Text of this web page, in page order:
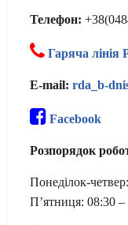
Телефон:
Гаряча лінія
E-mail: rda_b-
Facebook
Розпорядок
Понеділок-
П’ятниця: 08:30 –